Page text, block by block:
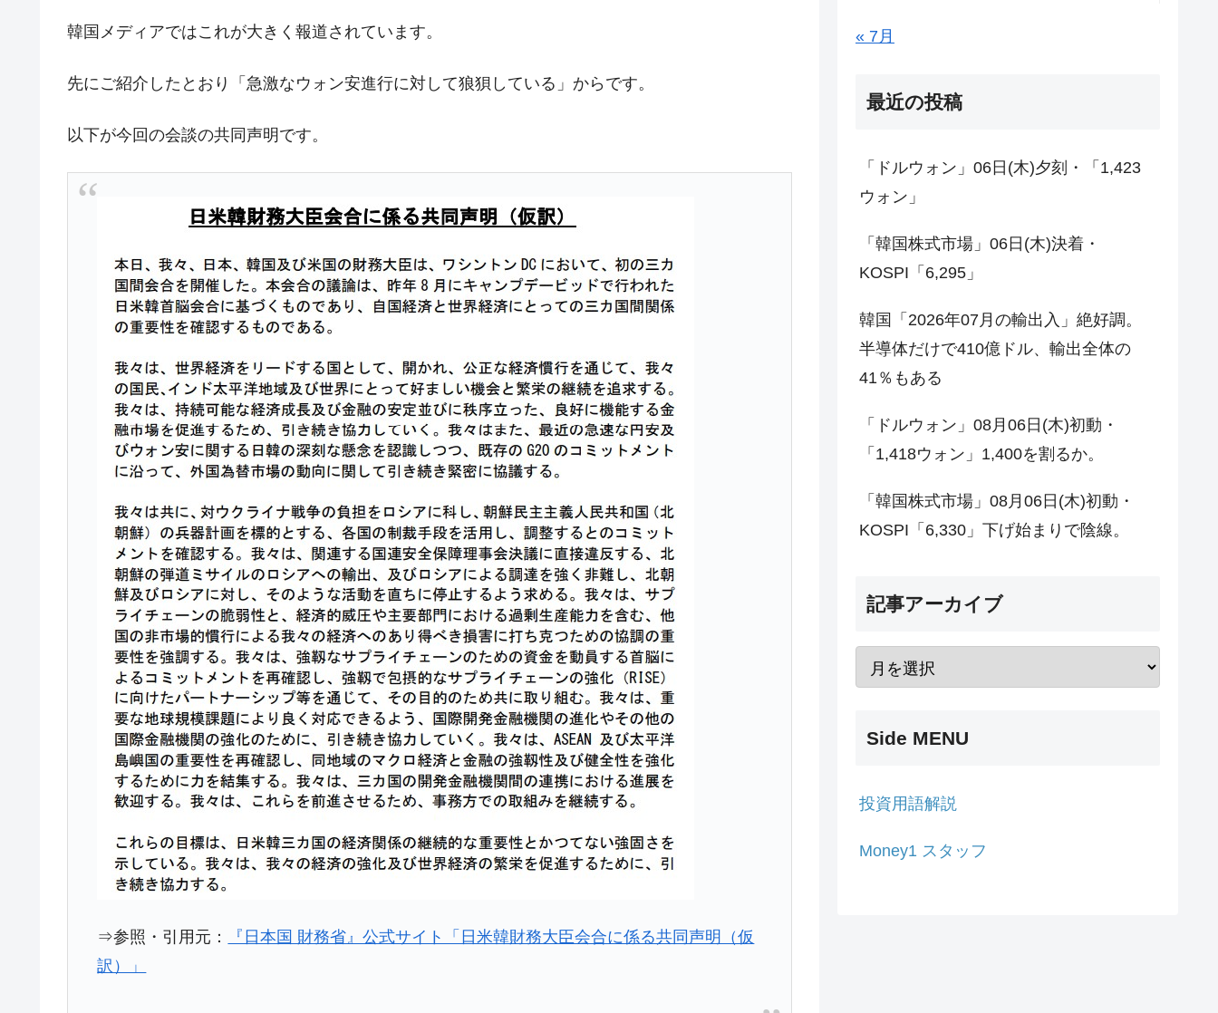
韓国化学企業最大手『ロッテケミカル』純借入金が約8兆。信用格付け「ネガティブ」にダウン
『Money1』 韓国株式市場･暗黒の火曜日。サーキットブレイカーも発動！ 半導体2銘柄の暴落
Fact1 日本の誇る海洋資源調査船『白嶺』は先進技術の塊！
夏の甲子園、優勝校を最も多く輩出している都道府県とは？
今話題の「楽天ライオンズ」とは？
全て勝つといくら？ 競馬GI競走で勝利騎手がもらえる賞金とは？
平成仮面ライダーの意外すぎるモチーフとは？
日本人マスターズ挑戦の歴史。松山以前に最高位だった選手とは？
甲子園通算本塁打、最多の清原に次いで多く打っている意外な選手とは？
セレクトセールの高額取引馬が稼いだ金額とは？
韓国メディアではこれが大きく報道されています。
先にご紹介したとおり「急激なウォン安進行に対して狼狽している」からです。
以下が今回の会談の共同声明です。
⇒参照・引用元：
『日本国 財務省』公式サイト「日米韓財務大臣会合に係る共同声明（仮
訳）」
« 7月
最近の投稿
「ドルウォン」06日(木)夕刻・「1,423
ウォン」
「韓国株式市場」06日(木)決着・
KOSPI「6,295」
韓国「2026年07月の輸出入」絶好調。
半導体だけで410億ドル、輸出全体の
41％もある
「ドルウォン」08月06日(木)初動・
「1,418ウォン」1,400を割るか。
「韓国株式市場」08月06日(木)初動・
KOSPI「6,330」下げ始まりで陰線。
記事アーカイブ
Side MENU
投資用語解説
Money1 スタッフ